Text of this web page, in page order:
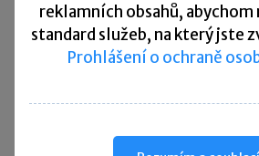
nebrání rodičům v uplatnění
zvýhodnění na dítě. Slevu na
studující poplatník uplatnit do
který poskytuje vysokoškolské
reklamních obsahů,
standard služeb, na který jste
Prohlášení o ochraně